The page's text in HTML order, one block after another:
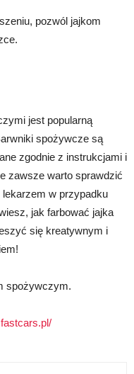
pozwól jajkom
jest popularną
spożywcze są
zgodnie z instrukcjami i
zawsze warto sprawdzić
w przypadku
jak farbować jajka
się kreatywnym i
spożywczym.